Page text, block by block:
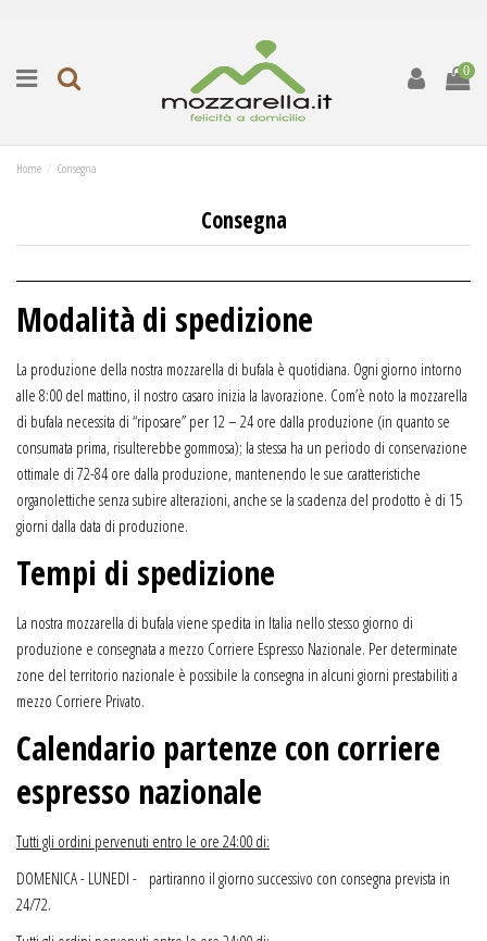
0
Home Consegna
Consegna
Modalità di spedizione
La produzione della nostra mozzarella di bufala è quotidiana. Ogni giorno intorno
alle 8:00 del mattino, il nostro casaro inizia la lavorazione. Com’è noto la mozzarella
di bufala necessita di “riposare” per 12 – 24 ore dalla produzione (in quanto se
consumata prima, risulterebbe gommosa); la stessa ha un periodo di conservazione
ottimale di 72-84 ore dalla produzione, mantenendo le sue caratteristiche
organolettiche senza subire alterazioni, anche se la scadenza del prodotto è di 15
giorni dalla data di produzione.
Tempi di spedizione
La nostra mozzarella di bufala viene spedita in Italia nello stesso giorno di
produzione e consegnata a mezzo Corriere Espresso Nazionale. Per determinate
zone del territorio nazionale è possibile la consegna in alcuni giorni prestabiliti a
mezzo Corriere Privato.
Calendario partenze con corriere
espresso nazionale
Tutti gli ordini pervenuti entro le ore 24:00 di:
DOMENICA - LUNEDI - partiranno il giorno successivo con consegna prevista in
24/72.